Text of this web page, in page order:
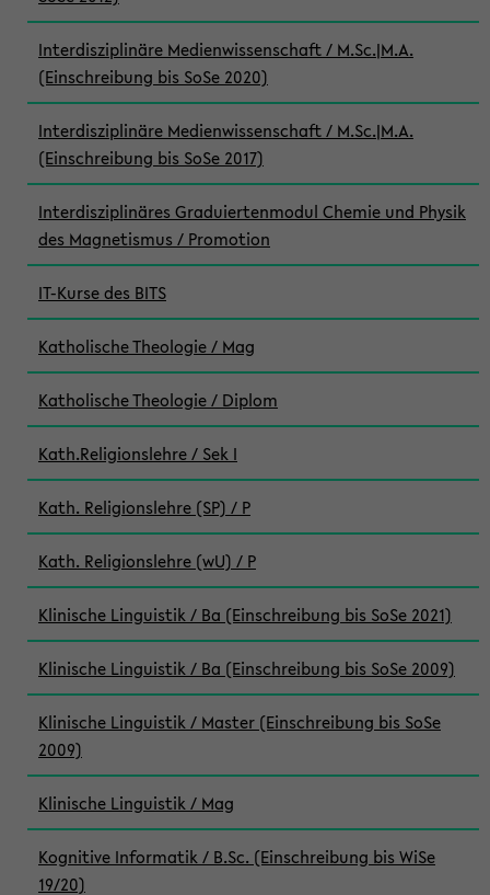
Interdisziplinäre Medienwissenschaft / M.Sc.|M.A.
(Einschreibung bis SoSe 2020)
Interdisziplinäre Medienwissenschaft / M.Sc.|M.A.
(Einschreibung bis SoSe 2017)
Interdisziplinäres Graduiertenmodul Chemie und Physik
des Magnetismus / Promotion
IT-Kurse des BITS
Katholische Theologie / Mag
Katholische Theologie / Diplom
Kath.Religionslehre / Sek I
Kath. Religionslehre (SP) / P
Kath. Religionslehre (wU) / P
Klinische Linguistik / Ba (Einschreibung bis SoSe 2021)
Klinische Linguistik / Ba (Einschreibung bis SoSe 2009)
Klinische Linguistik / Master (Einschreibung bis SoSe
2009)
Klinische Linguistik / Mag
Kognitive Informatik / B.Sc. (Einschreibung bis WiSe
19/20)